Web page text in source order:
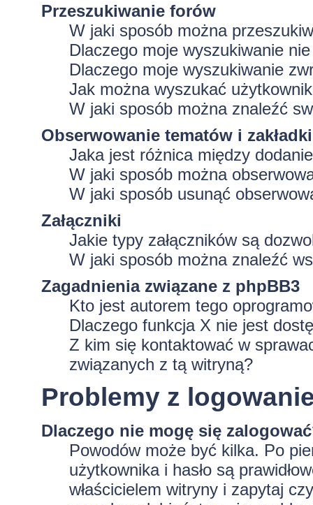
Przeszukiwanie forów
W jaki sposób można
Dlaczego moje wyszukiwanie
Dlaczego moje wyszukiwanie
Jak można wyszukać
W jaki sposób można znaleźć
Obserwowanie tematów i zakładki
Jaka jest różnica między
W jaki sposób można
W jaki sposób usunąć
Załączniki
Jakie typy załączników są
W jaki sposób można znaleźć
Zagadnienia związane z phpBB3
Kto jest autorem tego
Dlaczego funkcja X nie jest
Z kim się kontaktować w
związanych z tą witryną?
Problemy z
Dlaczego nie mogę się
Powodów może być kilka. Po
użytkownika i hasło są
właścicielem witryny i zapytaj